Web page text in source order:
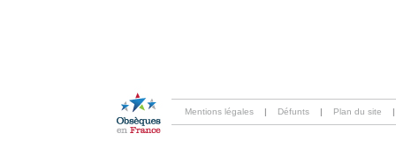
Mentions légales Défunts Plan du site